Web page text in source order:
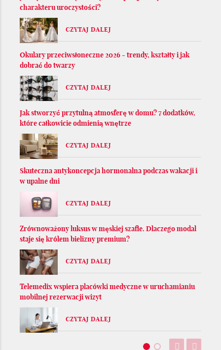
charakteru uroczystości?
CZYTAJ DALEJ
Okulary przeciwsłoneczne 2026 - trendy, kształty i jak
dobrać do twarzy
CZYTAJ DALEJ
Jak stworzyć przytulną atmosferę w domu? 7 dodatków,
które całkowicie odmienią wnętrze
CZYTAJ DALEJ
Skuteczna antykoncepcja hormonalna podczas wakacji i
w upalne dni
CZYTAJ DALEJ
Zrównoważony luksus w męskiej szafie. Dlaczego modal
staje się królem bielizny premium?
CZYTAJ DALEJ
Telemedix wspiera placówki medyczne w uruchamianiu
mobilnej rezerwacji wizyt
CZYTAJ DALEJ